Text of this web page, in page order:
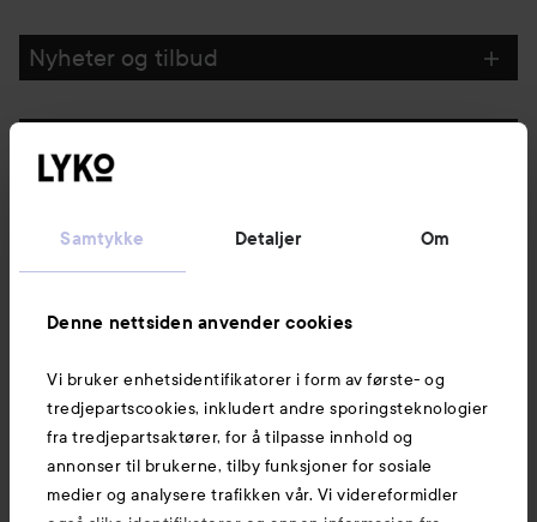
Samtykke Detaljer Om
Denne nettsiden anvender cookies
Vi bruker enhetsidentifikatorer i form av første- og
tredjepartscookies, inkludert andre sporingsteknologier
fra tredjepartsaktører, for å tilpasse innhold og
annonser til brukerne, tilby funksjoner for sosiale
medier og analysere trafikken vår. Vi videreformidler
Nyheter og tilbud
Kundeservice
Informasjon
Også av interesse